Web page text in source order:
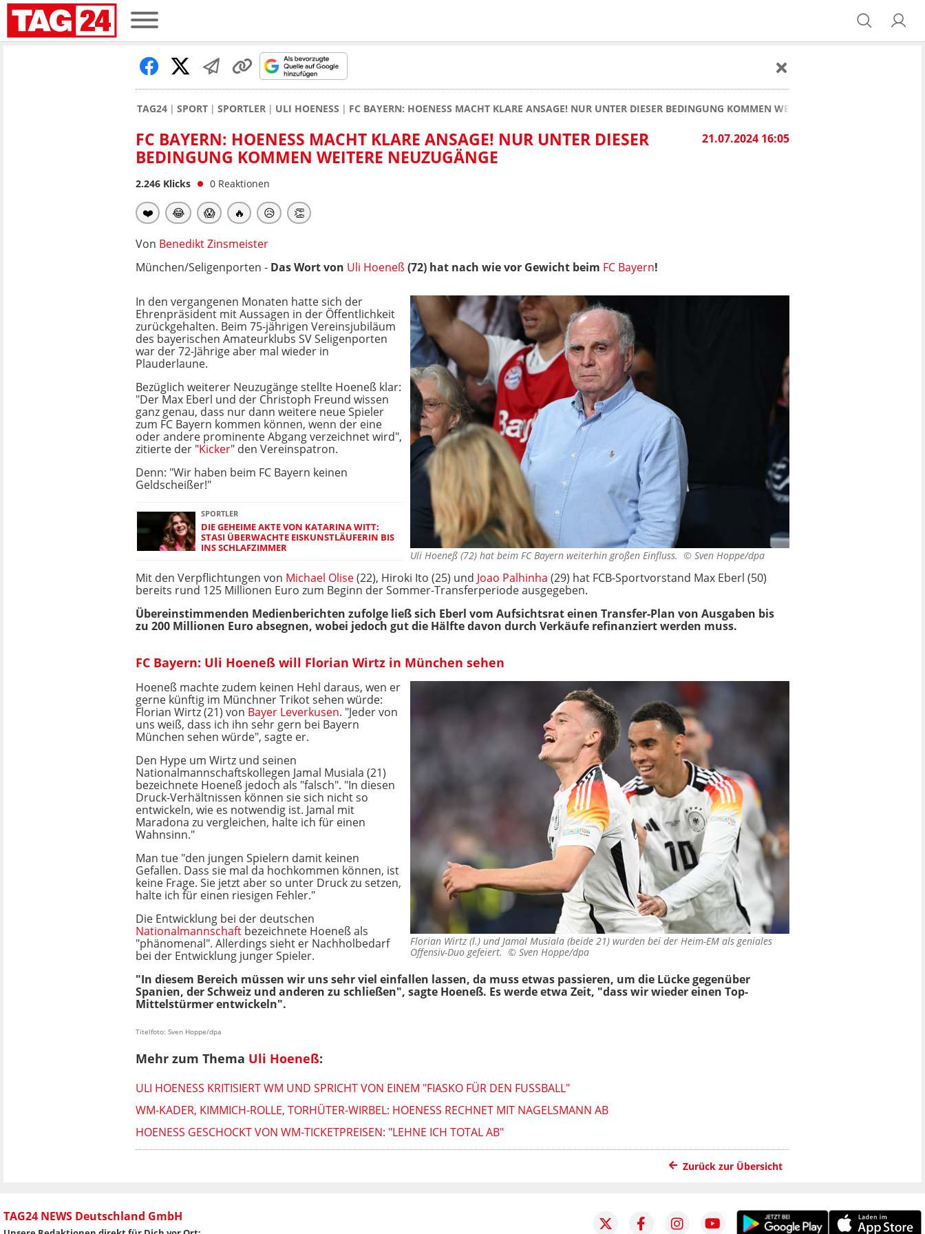
TAG24 SPORT SPORTLER ULI HOENESS FC BAYERN: HOENESS MACHT KLARE ANSAGE! NUR UNTER DIESER BEDINGUNG KOMMEN WEITERE NEUZUGÄNGE
21.07.2024 16:05
FC BAYERN: HOENESS MACHT KLARE ANSAGE! NUR UNTER DIESER B
EDINGUNG KOMMEN WEITERE NEUZUGÄNGE
2.246 Klicks 0 Reaktionen
❤️ 😂 😱 🔥 😥 👏
Von Benedikt Zinsmeister
München/Seligenporten - Das Wort von Uli Hoeneß(72) hat nach wie vor Gewicht beim FC Bayern!
Uli Hoeneß (72) hat beim FC Bayern weiterhin großen Einfluss. © Sven Hoppe/dpa
In den vergangenen Monaten hatte sich der
Ehrenpräsident mit Aussagen in der Öffentlichkeit
zurückgehalten. Beim 75-jährigen Vereinsjubiläum
des bayerischen Amateurklubs SV Seligenporten
war der 72-Jährige aber mal wieder in
Plauderlaune.
Bezüglich weiterer Neuzugänge stellte Hoeneß klar:
"Der Max Eberl und der Christoph Freund wissen
ganz genau, dass nur dann weitere neue Spieler
zum FC Bayern kommen können, wenn der eine
oder andere prominente Abgang verzeichnet wird",
zitierte der "Kicker" den Vereinspatron.
Denn: "Wir haben beim FC Bayern keinen
Geldscheißer!"
SPORTLER
DIE GEHEIME AKTE VON KATARINA WITT:
STASI ÜBERWACHTE EISKUNSTLÄUFERIN BIS
INS SCHLAFZIMMER
Mit den Verpflichtungen von Michael Olise(22), Hiroki Ito (25) und Joao Palhinha (29) hat FCB-Sportvorstand Max Eberl (50)
bereits rund 125 Millionen Euro zum Beginn der Sommer-Transferperiode ausgegeben.
Übereinstimmenden Medienberichten zufolge ließ sich Eberl vom Aufsichtsrat einen Transfer-Plan von Ausgaben bis
zu 200 Millionen Euro absegnen, wobei jedoch gut die Hälfte davon durch Verkäufe refinanziert werden muss.
FC Bayern: Uli Hoeneß will Florian Wirtz in München sehen
Florian Wirtz (l.) und Jamal Musiala (beide 21) wurden bei der Heim-EM als geniales
Offensiv-Duo gefeiert. © Sven Hoppe/dpa
Hoeneß machte zudem keinen Hehl daraus, wen er
gerne künftig im Münchner Trikot sehen würde:
Florian Wirtz (21) von Bayer Leverkusen. "Jeder von
uns weiß, dass ich ihn sehr gern bei Bayern
München sehen würde", sagte er.
Den Hype um Wirtz und seinen
Nationalmannschaftskollegen Jamal Musiala (21)
bezeichnete Hoeneß jedoch als "falsch". "In diesen
Druck-Verhältnissen können sie sich nicht so
entwickeln, wie es notwendig ist. Jamal mit
Maradona zu vergleichen, halte ich für einen
Wahnsinn."
Man tue "den jungen Spielern damit keinen
Gefallen. Dass sie mal da hochkommen können, ist
keine Frage. Sie jetzt aber so unter Druck zu setzen,
halte ich für einen riesigen Fehler."
Die Entwicklung bei der deutschen
Nationalmannschaft bezeichnete Hoeneß als
"phänomenal". Allerdings sieht er Nachholbedarf
bei der Entwicklung junger Spieler.
"In diesem Bereich müssen wir uns sehr viel einfallen lassen, da muss etwas passieren, um die Lücke gegenüber
Spanien, der Schweiz und anderen zu schließen", sagte Hoeneß. Es werde etwa Zeit, "dass wir wieder einen Top-
Mittelstürmer entwickeln".
Titelfoto: Sven Hoppe/dpa
Mehr zum Thema Uli Hoeneß:
ULI HOENESS KRITISIERT WM UND SPRICHT VON EINEM "FIASKO FÜR DEN FUSSBALL"
WM-KADER, KIMMICH-ROLLE, TORHÜTER-WIRBEL: HOENESS RECHNET MIT NAGELSMANN AB
HOENESS GESCHOCKT VON WM-TICKETPREISEN: "LEHNE ICH TOTAL AB"
Zurück zur Übersicht
TAG24 NEWS Deutschland GmbH